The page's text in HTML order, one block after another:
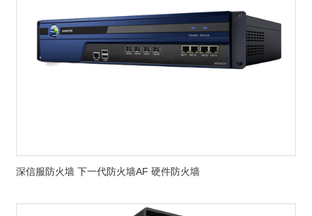
深信服防火墙 下一代防火墙AF 硬件防火墙